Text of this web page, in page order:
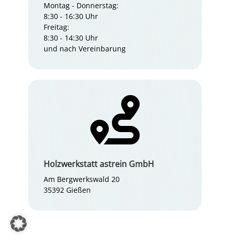
Montag - Donnerstag:
8:30 - 16:30 Uhr
Freitag:
8:30 - 14:30 Uhr
und nach Vereinbarung

Holzwerkstatt astrein GmbH
Am Bergwerkswald 20
35392 Gießen